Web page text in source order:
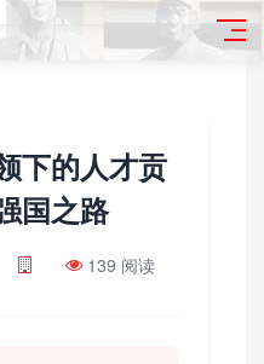
下的人才贡
国之路
139 阅读